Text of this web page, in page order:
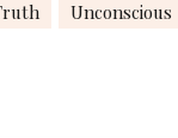
Unconscious